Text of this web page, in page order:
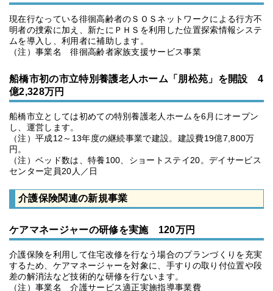
現在行なっている徘徊高齢者のＳＯＳネットワークによる行方不
明者の捜索に加え、新たにＰＨＳを利用した位置探索情報システ
ムを導入し、利用者に補助します。
（注）事業名 徘徊高齢者家族支援サービス事業
船橋市初の市立特別養護老人ホーム「朋松苑」を開設 4
億2,328万円
船橋市立としては初めての特別養護老人ホームを6月にオープン
し、運営します。
（注）平成12～13年度の継続事業で建設。建設費19億7,800万
円。
（注）ベッド数は、特養100、ショートステイ20。デイサービス
センター定員20人／日
介護保険関連の新規事業
ケアマネージャーの研修を実施 120万円
介護保険を利用して住宅改修を行なう場合のプランづくりを充実
するため、ケアマネージャーを対象に、手すりの取り付位置や段
差の解消法など技術的な研修を行ないます。
（注）事業名 介護サービス適正実施指導事業費